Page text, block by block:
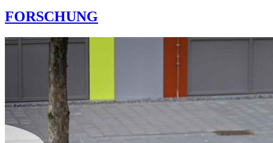
FORSCHUNG